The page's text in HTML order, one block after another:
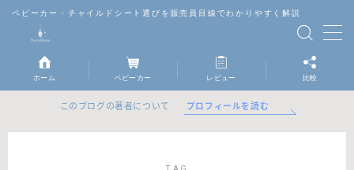
ベビーカー・チャイルドシート選びを販売員目線でわかりやすく解説
MENU
ベビーカー
ホーム ベビーカー レビュー 比較
このブログの著者について プロフィールを読む